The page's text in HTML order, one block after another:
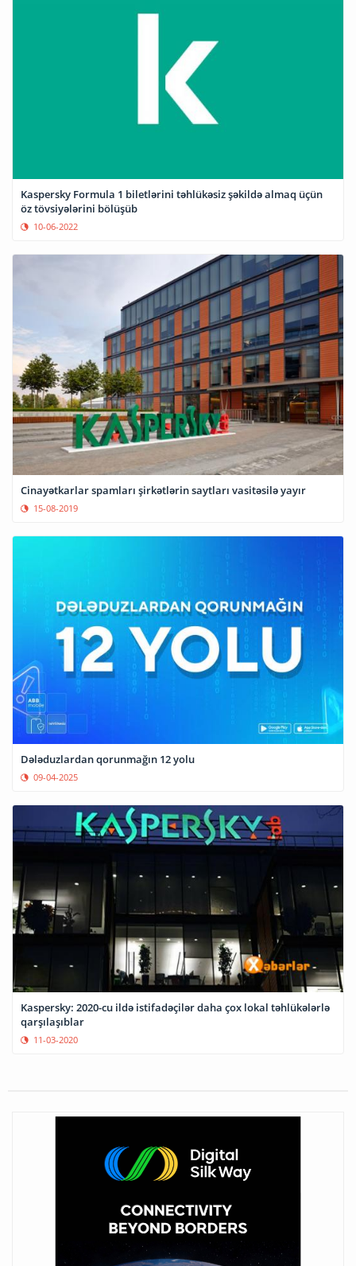
Kaspersky Formula 1 biletlərini təhlükəsiz şəkildə almaq üçün
öz tövsiyələrini bölüşüb
10-06-2022
Cinayətkarlar spamları şirkətlərin saytları vasitəsilə yayır
15-08-2019
Dələduzlardan qorunmağın 12 yolu
09-04-2025
Kaspersky: 2020-cu ildə istifadəçilər daha çox lokal təhlükələrlə
qarşılaşıblar
11-03-2020